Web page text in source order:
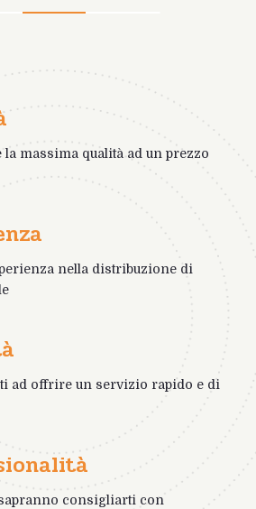
massima qualità ad un prezzo
nella distribuzione di
ad offrire un servizio rapido e di
consigliarti con